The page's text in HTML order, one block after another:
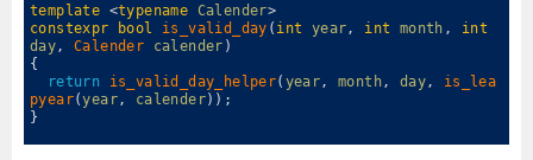
template <typename Calender>
constexpr
bool is_valid_day ( int year, int month ,
int
day, Calender calender )
{
return
is_valid_day_helper( year, month, day,
is_lea
pyear(year, calender) ) ;
}